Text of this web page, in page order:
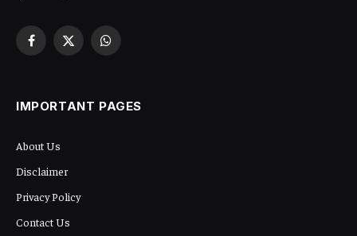
Facebook
X
WhatsApp
IMPORTANT PAGES
About Us
Disclaimer
Privacy Policy
Contact Us